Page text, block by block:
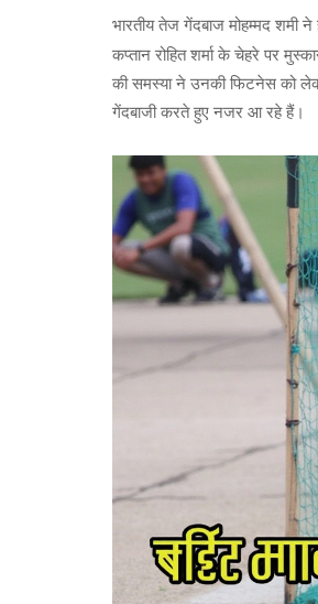
भारतीय तेज गेंदबाज मोहम्मद
कप्तान रोहित शर्मा के चेहरे पर
की समस्या ने उनकी फिटनेस को
गेंदबाजी करते हुए नजर आ रहे हैं।